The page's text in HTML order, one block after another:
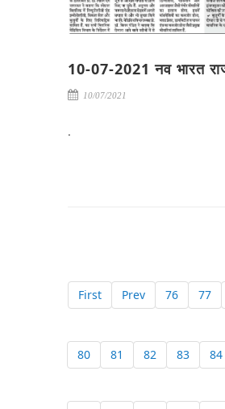
10-07-2021 नव भारत
10/07/2021
.
First Prev 76 77
80 81 82 83 84